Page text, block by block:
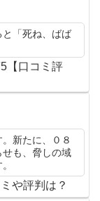
「死ね、ばば
【口コミ評
新たに、０８
せも、脅しの域
や評判は？